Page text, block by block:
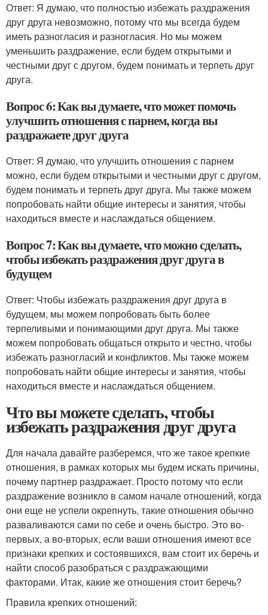
Ответ: Я думаю, что полностью избежать раздражения
друг друга невозможно, потому что мы всегда будем
иметь разногласия и разногласия. Но мы можем
уменьшить раздражение, если будем открытыми и
честными друг с другом, будем понимать и терпеть друг
друга.
Вопрос 6: Как вы думаете, что может помочь
улучшить отношения с парнем, когда вы
раздражаете друг друга
Ответ: Я думаю, что улучшить отношения с парнем
можно, если будем открытыми и честными друг с другом,
будем понимать и терпеть друг друга. Мы также можем
попробовать найти общие интересы и занятия, чтобы
находиться вместе и наслаждаться общением.
Вопрос 7: Как вы думаете, что можно сделать,
чтобы избежать раздражения друг друга в
будущем
Ответ: Чтобы избежать раздражения друг друга в
будущем, мы можем попробовать быть более
терпеливыми и понимающими друг друга. Мы также
можем попробовать общаться открыто и честно, чтобы
избежать разногласий и конфликтов. Мы также можем
попробовать найти общие интересы и занятия, чтобы
находиться вместе и наслаждаться общением.
Что вы можете сделать, чтобы
избежать раздражения друг друга
Для начала давайте разберемся, что же такое крепкие
отношения, в рамках которых мы будем искать причины,
почему партнер раздражает. Просто потому что если
раздражение возникло в самом начале отношений, когда
они еще не успели окрепнуть, такие отношения обычно
разваливаются сами по себе и очень быстро. Это во-
первых, а во-вторых, если ваши отношения имеют все
признаки крепких и состоявшихся, вам стоит их беречь и
найти способ разобраться с раздражающими
факторами. Итак, какие же отношения стоит беречь?
Правила крепких отношений: